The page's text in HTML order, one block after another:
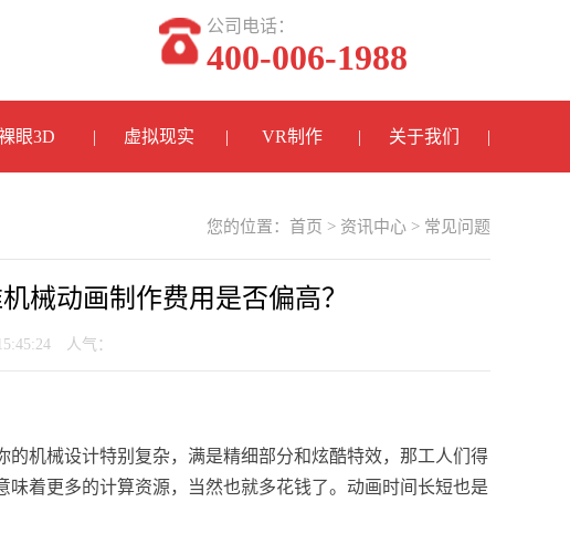
公司电话：
400-006-1988
眼3D 虚拟现实 VR制作 关于我们
您的位置： 首页 > 资讯中心 > 常见问题
械动画制作费用是否偏高？
人气：
机械设计特别复杂，满是精细部分和炫酷特效，那工人们得
着更多的计算资源，当然也就多花钱了。动画时间长短也是